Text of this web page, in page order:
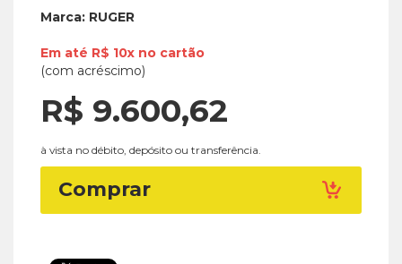
Marca: RUGER
Em até R$ 10x no cartão
(com acréscimo)
R$ 9.600,62
à vista no débito, depósito ou transferência.
Comprar